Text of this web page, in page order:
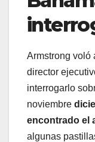
Armstrong voló
director
interrogarlo
noviembre
encontrado el
algunas